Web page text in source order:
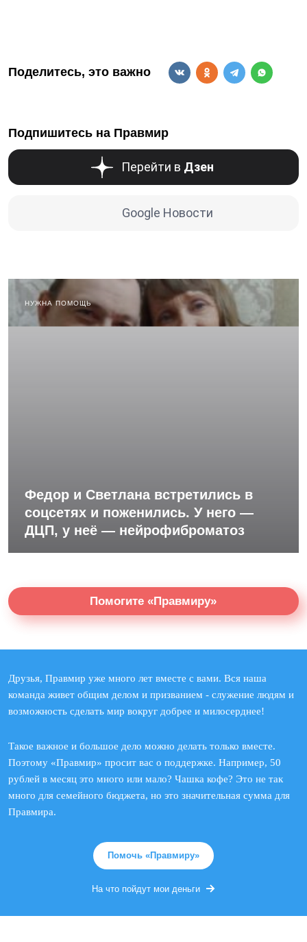
Поделитесь, это важно
Подпишитесь на Правмир
Перейти в Дзен
Google Новости
НУЖНА ПОМОЩЬ
Федор и Светлана встретились в
соцсетях и поженились. У него —
ДЦП, у неё — нейрофиброматоз
Помогите «Правмиру»
Друзья, Правмир уже много лет вместе с вами. Вся наша
команда живет общим делом и призванием - служение людям и
возможность сделать мир вокруг добрее и милосерднее!
Такое важное и большое дело можно делать только вместе.
Поэтому «Правмир» просит вас о поддержке. Например, 50
рублей в месяц это много или мало? Чашка кофе? Это не так
много для семейного бюджета, но это значительная сумма для
Правмира.
Помочь «Правмиру»
На что пойдут мои деньги